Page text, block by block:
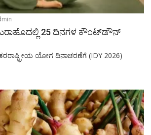
25 ದಿನಗಳ ಕೌಂಟ್‌ಡೌನ್
ಯೋಗ ದಿನಾಚರಣೆಗೆ (IDY 2026)